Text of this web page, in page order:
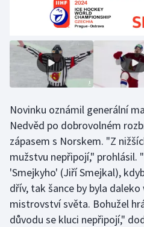
Krasobruslení
Lezení
Moderní pětiboj
Motorsport
Olympijské hry
Parasport
Novinku oznámil generální
Nedvěd po dobrovolném
zápasem s Norskem. "Z
mužstvu nepřipojí," prohlásil.
'Smejkyho' (Jiří Smejkal),
dřív, tak šance by byla daleko
mistrovství světa. Bohužel
důvodu se kluci nepřipojí,"